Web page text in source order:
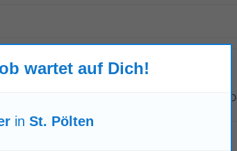
tax strategy within the ITS Group, reporting to the CFO
wartet auf Dich!
in St. Pölten